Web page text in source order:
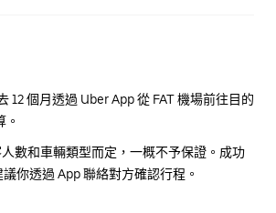
12 個月透過 Uber App 從 FAT 機場前往目的
。
數和車輛類型而定，一概不予保證。成功
你透過 App 聯絡對方確認行程。